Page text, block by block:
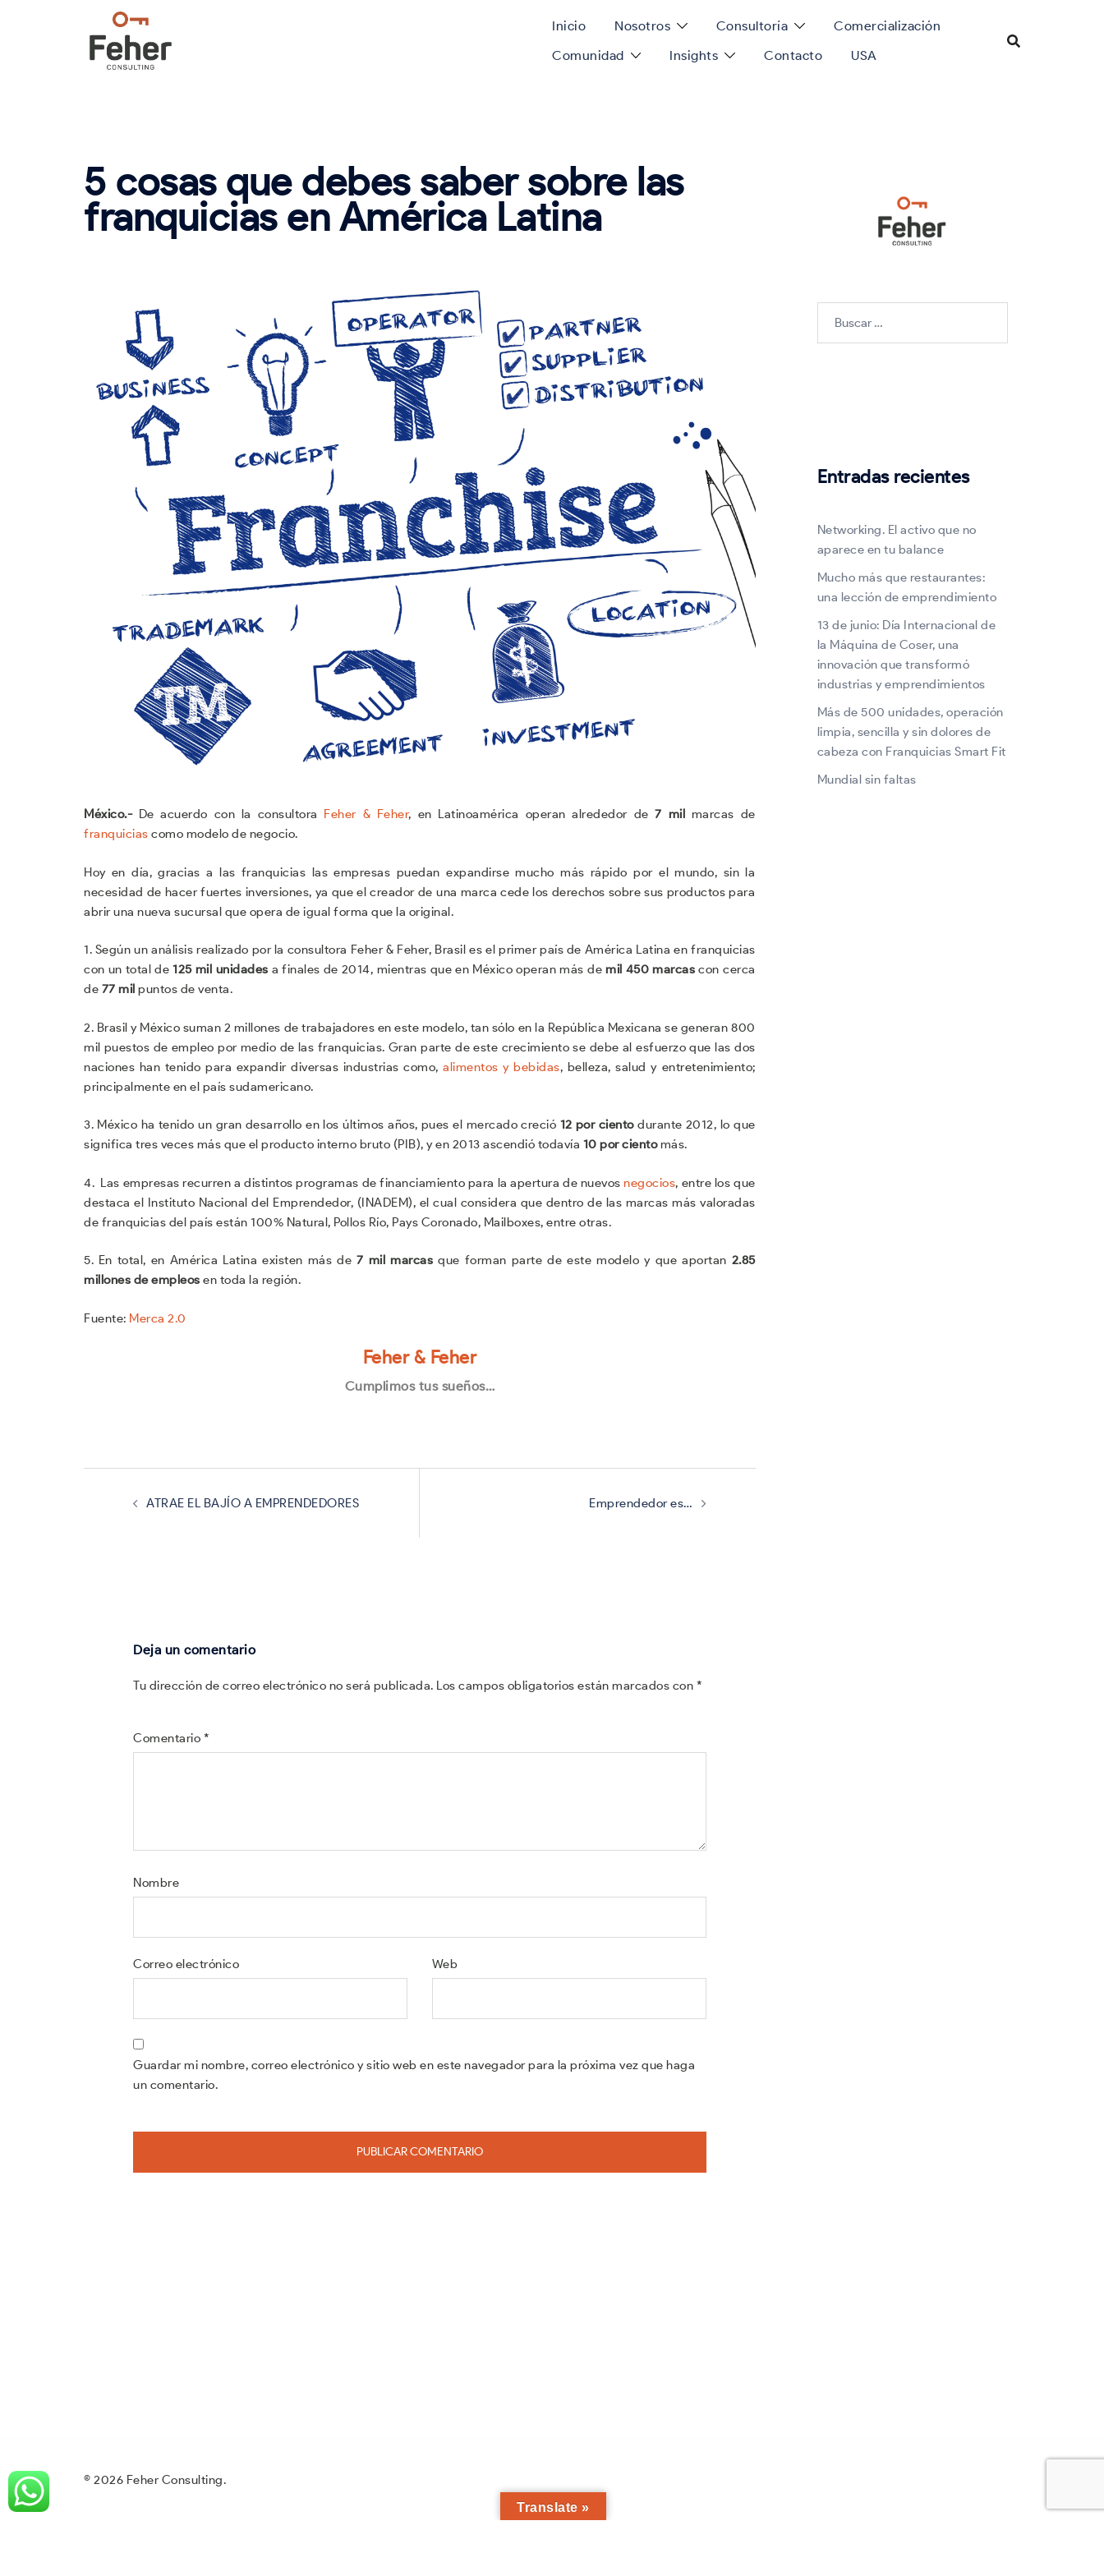
Inicio Nosotros Consultoría
Comercialización
Comunidad
Insights Contacto USA
5 cosas que debes saber sobre las
franquicias en América Latina
México.-De acuerdo con la consultora Feher & Feher, en Latinoamérica operan alrededor de7 mil marcas de
franquicias como modelo de negocio.
Hoy en día, gracias a las franquicias las empresas puedan expandirse mucho más rápido por el mundo, sin la
necesidad de hacer fuertes inversiones, ya que el creador de una marca cede los derechos sobre sus productos para
abrir una nueva sucursal que opera de igual forma que la original.
1. Según un análisis realizado por la consultora Feher & Feher, Brasil es el primer país de América Latina en franquicias
con un total de 125 mil unidades a finales de 2014, mientras que en México operan más demil 450 marcas con cerca
de 77 mil puntos de venta.
2. Brasil y México suman 2 millones de trabajadores en este modelo, tan sólo en la República Mexicana se generan 800
mil puestos de empleo por medio de las franquicias. Gran parte de este crecimiento se debe al esfuerzo que las dos
naciones han tenido para expandir diversas industrias como, alimentos y bebidas, belleza, salud y entretenimiento;
principalmente en el país sudamericano.
3. México ha tenido un gran desarrollo en los últimos años, pues el mercado creció 12 por cientodurante 2012, lo que
significa tres veces más que el producto interno bruto (PIB), y en 2013 ascendió todavía 10 por cientomás.
4. Las empresas recurren a distintos programas de financiamiento para la apertura de nuevosnegocios, entre los que
destaca el Instituto Nacional del Emprendedor, (INADEM), el cual considera que dentro de las marcas más valoradas
de franquicias del país están 100% Natural, Pollos Río, Pays Coronado, Mailboxes, entre otras.
5. En total, en América Latina existen más de7 mil marcas que forman parte de este modelo y que aportan 2.85
millones de empleos en toda la región.
Fuente: Merca 2.0
Feher & Feher
Cumplimos tus sueños…
Navegación
entradasATRAE EL BAJÍO A EMPRENDEDORES Emprendedor es…
Deja un comentario
Tu dirección de correo electrónico no será publicada. Los campos obligatorios están marcados con *
Comentario *
Nombre
Correo electrónico Web
Guardar mi nombre, correo electrónico y sitio web en este navegador para la próxima vez que haga
un comentario.
Entradas recientes
Networking. El activo que no
aparece en tu balance
Mucho más que restaurantes:
una lección de emprendimiento
13 de junio: Día Internacional de
la Máquina de Coser, una
innovación que transformó
industrias y emprendimientos
Más de 500 unidades, operación
limpia, sencilla y sin dolores de
cabeza con Franquicias Smart Fit
Mundial sin faltas
© 2026 Feher Consulting.
Translate »